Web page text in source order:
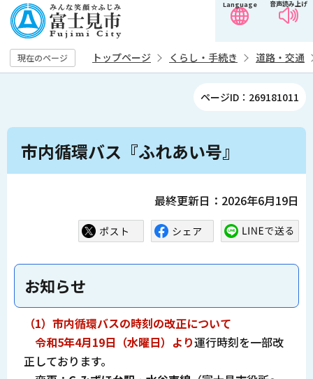
の
ペ
ー
す
音声読み上げ
Language
現在のページ トップページ くらし・手続き 道路・交通
ページID：269181011
本
市内循環バス『ふれあい号』
最終更新日：2026年6月19日
お知らせ
（1）市内循環バスの時刻の改正について
令和5年4月19日（水曜日）より運行時刻を一部改
正しております。